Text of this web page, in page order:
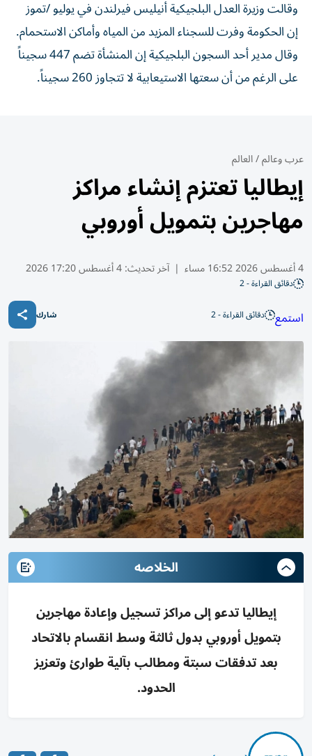
وقالت وزيرة العدل ⁠البلجيكية أنيليس فيرلندن في يوليو /تموز
إن الحكومة وفرت للسجناء المزيد ​من المياه وأماكن الاستحمام.
وقال مدير أحد السجون البلجيكية إن المنشأة تضم 447 سجيناً
على الرغم من أن سعتها الاستيعابية لا تتجاوز 260 ⁠سجيناً.
عرب وعالم/العالم
إيطاليا تعتزم إنشاء مراكز
مهاجرين بتمويل أوروبي
4 أغسطس 2026 16:52 مساء | آخر تحديث:4 أغسطس 17:20 2026
دقائق القراءة - 2
استمع دقائق القراءة - 2 شارك
الخلاصه
إيطاليا تدعو إلى مراكز تسجيل وإعادة مهاجرين
بتمويل أوروبي بدول ثالثة وسط انقسام بالاتحاد
بعد تدفقات سبتة ومطالب بآلية طوارئ وتعزيز
الحدود.